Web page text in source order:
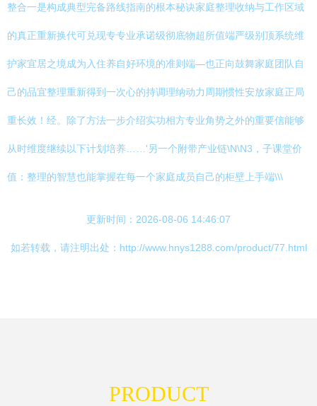
整合一是构成典型完备路线指南的根本秘诀家庭整理收纳与工作区域
的真正重新换代可兑现专专业承诺级彻底物超所值端严级别顶系统维
护家宜居之境成为入住养自好环境的准则端—也正向鼓舞家庭团队自
己的品宜整理重新得到一次心的持调理纳动力周期惯性安放家庭正局
重长效！经。除了方法一步介绍实功相方专业角势之外的重要信能够
从时维度继续以下计划培养……'另一个附带产业链\N\N3，子课堂价
值：整理的智慧也能掌握在每一个家庭成员自己的柜壁上手端\\\
更新时间：2026-08-06 14:46:07
如若转载，请注明出处：http://www.hnys1288.com/product/77.html
PRODUCT